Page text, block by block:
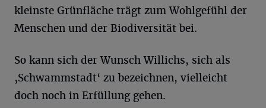
kleinste Grünfläche trägt zum Wohlgefühl der
Menschen und der Biodiversität bei.
So kann sich der Wunsch Willichs, sich als
‚Schwammstadt‘ zu bezeichnen, vielleicht
doch noch in Erfüllung gehen.